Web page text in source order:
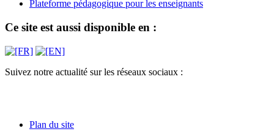
Plateforme pédagogique pour les enseignants
Ce site est aussi disponible en :
Suivez notre actualité sur les réseaux sociaux :
Plan du site